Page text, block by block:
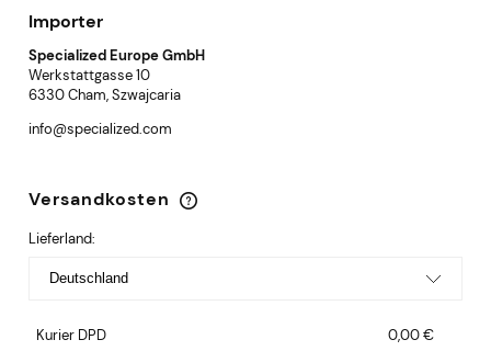
Importer
Specialized Europe GmbH
Werkstattgasse 10
6330 Cham, Szwajcaria
info@specialized.com
Versandkosten
Der Preis enthält keine eventuellen
Zahlungskosten
Lieferland:
Kurier DPD 0,00 €